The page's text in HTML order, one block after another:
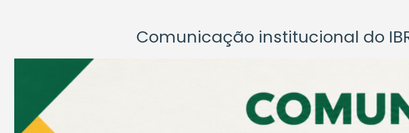
Comunicação institucional do